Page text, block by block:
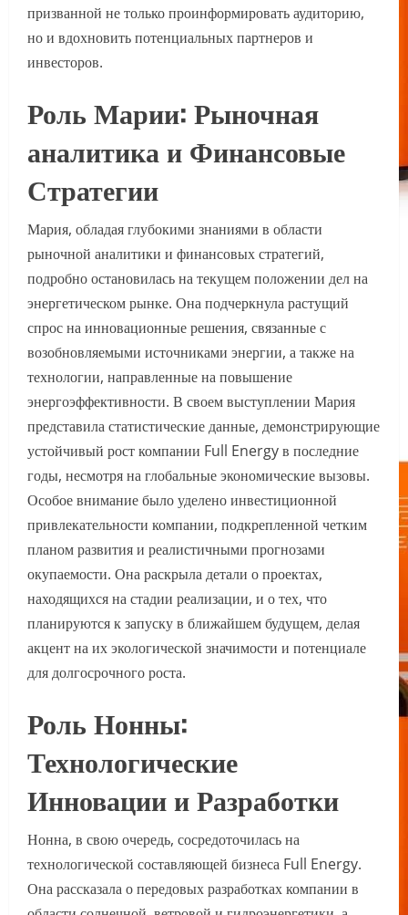
призванной не только проинформировать аудиторию,
но и вдохновить потенциальных партнеров и
инвесторов.
Роль Марии: Рыночная
аналитика и Финансовые
Стратегии
Мария, обладая глубокими знаниями в области
рыночной аналитики и финансовых стратегий,
подробно остановилась на текущем положении дел на
энергетическом рынке. Она подчеркнула растущий
спрос на инновационные решения, связанные с
возобновляемыми источниками энергии, а также на
технологии, направленные на повышение
энергоэффективности. В своем выступлении Мария
представила статистические данные, демонстрирующие
устойчивый рост компании Full Energy в последние
годы, несмотря на глобальные экономические вызовы.
Особое внимание было уделено инвестиционной
привлекательности компании, подкрепленной четким
планом развития и реалистичными прогнозами
окупаемости. Она раскрыла детали о проектах,
находящихся на стадии реализации, и о тех, что
планируются к запуску в ближайшем будущем, делая
акцент на их экологической значимости и потенциале
для долгосрочного роста.
Роль Нонны:
Технологические
Инновации и Разработки
Нонна, в свою очередь, сосредоточилась на
технологической составляющей бизнеса Full Energy.
Она рассказала о передовых разработках компании в